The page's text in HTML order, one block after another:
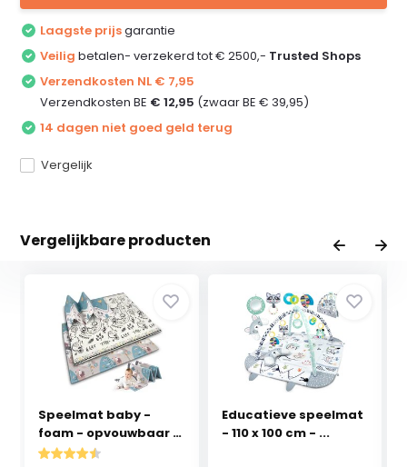
Laagste prijsgarantie
Veilig betalen- verzekerd tot € 2500,- Trusted Shops
Verzendkosten NL € 7,95
Verzendkosten BE € 12,95 (zwaar BE € 39,95)
14 dagen niet goed geld terug
Vergelijk
Vergelijkbare producten
Speelmat baby -
foam - opvouwbaar -
2...
Educatieve speelmat
- 110 x 100 cm - ...